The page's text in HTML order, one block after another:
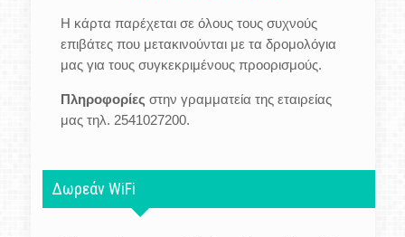
Η κάρτα παρέχεται σε όλους τους συχνούς
επιβάτες που μετακινούνται με τα δρομολόγια
μας για τους συγκεκριμένους προορισμούς.
Πληροφορίες στην γραμματεία της εταιρείας
μας τηλ. 2541027200.
Δωρεάν WiFi